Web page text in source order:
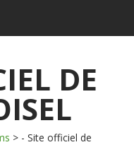
DE
> - Site officiel de